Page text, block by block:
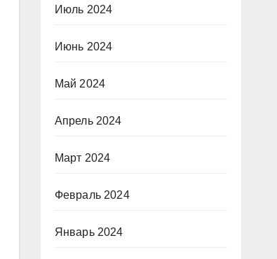
Июль 2024
Июнь 2024
Май 2024
Апрель 2024
Март 2024
Февраль 2024
Январь 2024